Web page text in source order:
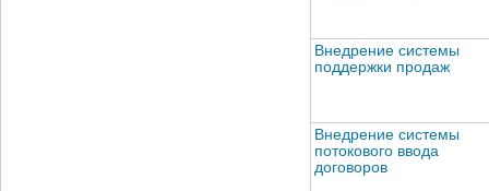
Внедрение системы
поддержки продаж
Внедрение системы
потокового ввода
договоров